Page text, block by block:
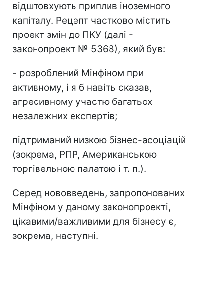
відштовхують приплив іноземного
капіталу. Рецепт частково містить
проект змін до ПКУ (далі -
законопроект № 5368), який був:
- розроблений Мінфіном при
активному, і я б навіть сказав,
агресивному участю багатьох
незалежних експертів;
підтриманий низкою бізнес-асоціацій
(зокрема, РПР, Американською
торгівельною палатою і т. п.).
Серед нововведень, запропонованих
Мінфіном у даному законопроекті,
цікавими/важливими для бізнесу є,
зокрема, наступні.